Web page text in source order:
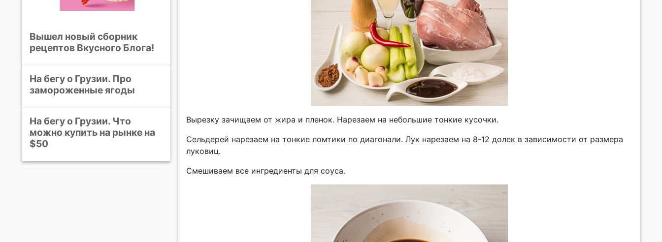
Вырезку зачищаем от жира и пленок. Нарезаем на небольшие тонкие кусочки.
Сельдерей нарезаем на тонкие ломтики по диагонали. Лук нарезаем на 8-12 долек в зависимости от размера
луковиц.
Смешиваем все ингредиенты для соуса.
Вышел новый сборник
рецептов Вкусного Блога!
На бегу о Грузии. Про
замороженные ягоды
На бегу о Грузии. Что
можно купить на рынке на
$50